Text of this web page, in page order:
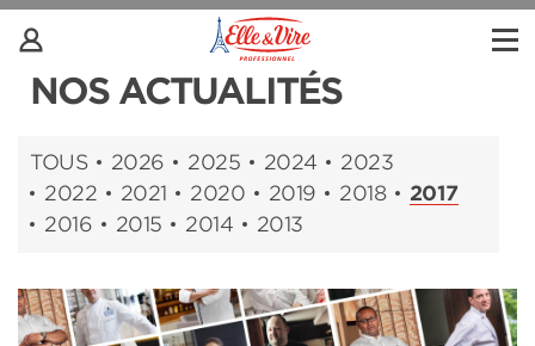
NOS ACTUALITÉS
TOUS 2026 2025 2024
2023
2022
2021 2020 2019 2018
2017
2016
2015 2014 2013